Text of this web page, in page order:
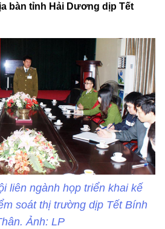
bàn tỉnh Hải Dương dịp Tết
liên ngành họp triển khai kế
soát thị trường dịp Tết Bính
Ảnh: LP